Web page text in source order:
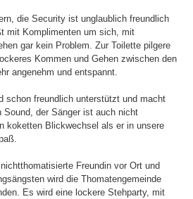
die Security ist unglaublich freundlich
mit Komplimenten um sich, mit
gar kein Problem. Zur Toilette pilgere
Kommen und Gehen zwischen den
angenehm und entspannt.
schon freundlich unterstützt und macht
Sound, der Sänger ist auch nicht
koketten Blickwechsel als er in unsere
Freundin vor Ort und
wird die Thomatengemeinde
Es wird eine lockere Stehparty, mit